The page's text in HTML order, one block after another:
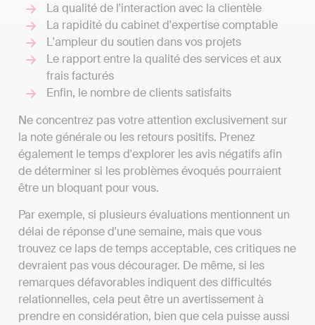
La qualité de l'interaction avec la clientèle
La rapidité du cabinet d'expertise comptable
L'ampleur du soutien dans vos projets
Le rapport entre la qualité des services et aux
frais facturés
Enfin, le nombre de clients satisfaits
Ne concentrez pas votre attention exclusivement sur
la note générale ou les retours positifs. Prenez
également le temps d'explorer les avis négatifs afin
de déterminer si les problèmes évoqués pourraient
être un bloquant pour vous.
Par exemple, si plusieurs évaluations mentionnent un
délai de réponse d'une semaine, mais que vous
trouvez ce laps de temps acceptable, ces critiques ne
devraient pas vous décourager. De même, si les
remarques défavorables indiquent des difficultés
relationnelles, cela peut être un avertissement à
prendre en considération, bien que cela puisse aussi